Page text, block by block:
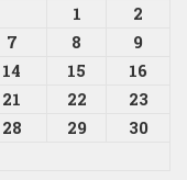
1
2
7 8
9
14 15
16
21 22
23
28 29
30